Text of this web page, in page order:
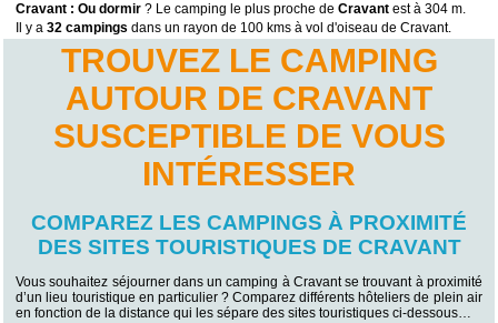
Cravant : Ou dormir ? Le camping le plus proche deCravant est à 304 m.
Il y a32 campings dans un rayon de 100 kms à vol d'oiseau de Cravant.
TROUVEZ LE CAMPING
AUTOUR DE CRAVANT
SUSCEPTIBLE DE VOUS
INTÉRESSER
COMPAREZ LES CAMPINGS À PROXIMITÉ
DES SITES TOURISTIQUES DE CRAVANT
Vous souhaitez séjourner dans un camping à Cravant se trouvant à proximité
d’un lieu touristique en particulier ? Comparez différents hôteliers de plein air
en fonction de la distance qui les sépare des sites touristiques ci-dessous…